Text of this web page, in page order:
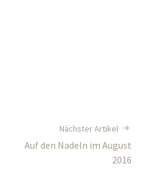
Nächster Artikel
Auf den Nadeln im August
2016